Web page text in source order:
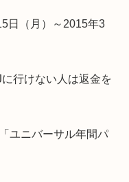
日（月）～2015年3
行けない人は返金を
ユニバーサル年間パ